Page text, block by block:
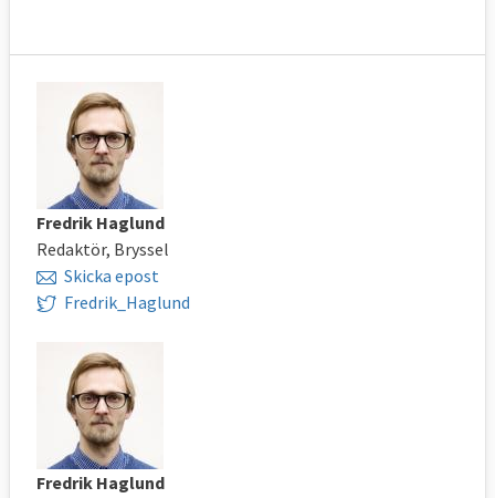
Fredrik Haglund
Redaktör, Bryssel
Skicka epost
Fredrik_Haglund
Fredrik Haglund